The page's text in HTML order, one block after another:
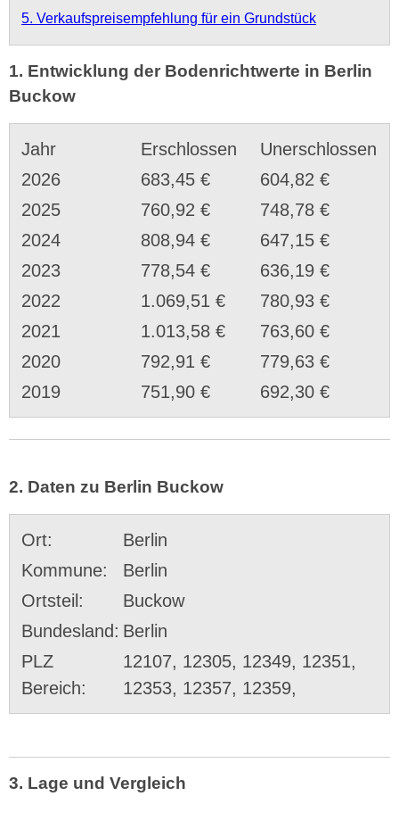
5. Verkaufspreisempfehlung für ein Grundstück
1. Entwicklung der Bodenrichtwerte in Berlin
Buckow
Jahr Erschlossen
Unerschlossen
2026
683,45 €
604,82 €
2025
760,92 €
748,78 €
2024
808,94 €
647,15 €
2023
778,54 €
636,19 €
2022
1.069,51 €
780,93 €
2021
1.013,58 €
763,60 €
2020
792,91 €
779,63 €
2019
751,90 € 692,30 €
2. Daten zu Berlin Buckow
Ort:
Berlin
Kommune:
Berlin
Ortsteil:
Buckow
Bundesland: Berlin
PLZ
Bereich:
12107, 12305, 12349, 12351,
12353, 12357, 12359,
3. Lage und Vergleich